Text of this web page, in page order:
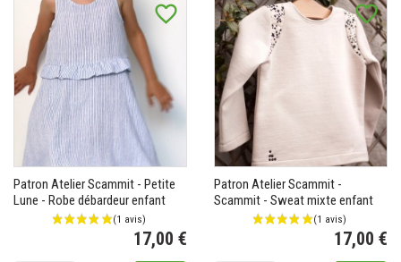
favorite_border
Patron Atelier Scammit - Petite
Lune - Robe débardeur enfant
17,00 €
favorite_border
Patron Atelier Scammit -
Scammit - Sweat mixte enfant
17,00 €